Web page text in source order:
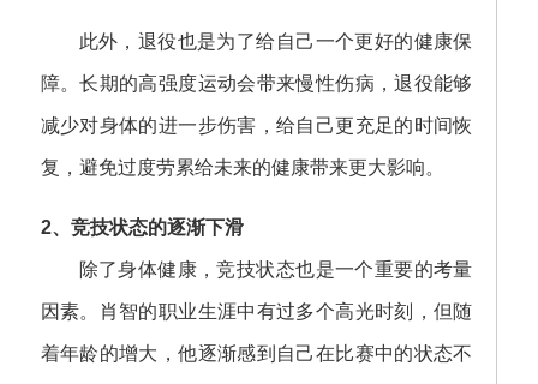
此外，退役也是为了给自己一个更好的健康保
障。长期的高强度运动会带来慢性伤病，退役能够
减少对身体的进一步伤害，给自己更充足的时间恢
复，避免过度劳累给未来的健康带来更大影响。
2、竞技状态的逐渐下滑
除了身体健康，竞技状态也是一个重要的考量
因素。肖智的职业生涯中有过多个高光时刻，但随
着年龄的增大，他逐渐感到自己在比赛中的状态不